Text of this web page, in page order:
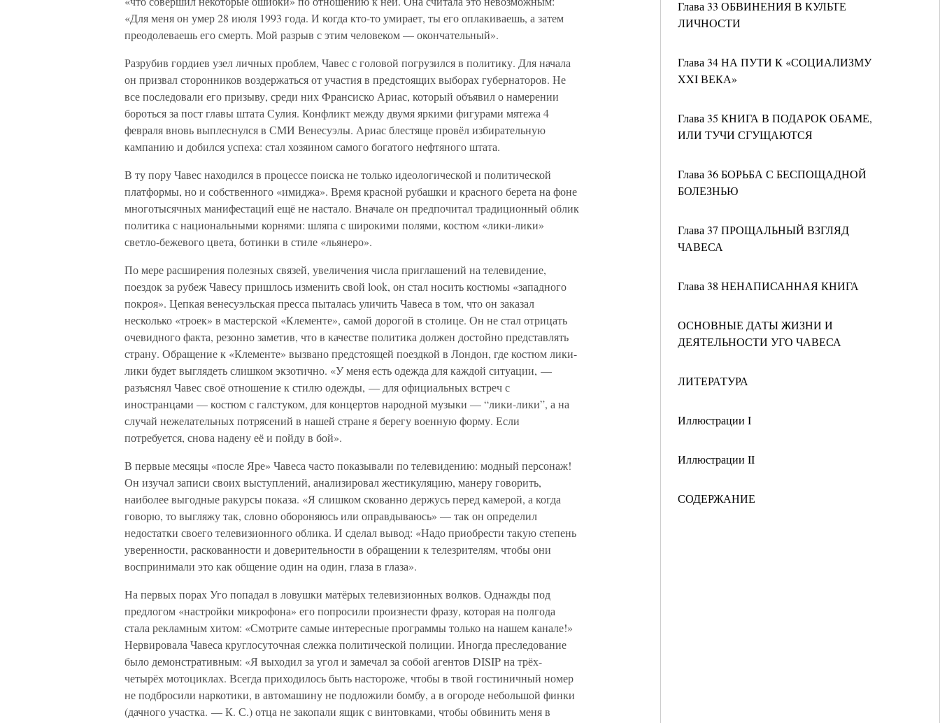
Глава 33 ОБВИНЕНИЯ В КУЛЬТЕ
ЛИЧНОСТИ
Глава 34 НА ПУТИ К «СОЦИАЛИЗМУ
XXI ВЕКА»
Глава 35 КНИГА В ПОДАРОК ОБАМЕ,
ИЛИ ТУЧИ СГУЩАЮТСЯ
Глава 36 БОРЬБА С БЕСПОЩАДНОЙ
БОЛЕЗНЬЮ
Глава 37 ПРОЩАЛЬНЫЙ ВЗГЛЯД
ЧАВЕСА
Глава 38 НЕНАПИСАННАЯ КНИГА
ОСНОВНЫЕ ДАТЫ ЖИЗНИ И
ДЕЯТЕЛЬНОСТИ УГО ЧАВЕСА
ЛИТЕРАТУРА
Иллюстрации I
Иллюстрации II
СОДЕРЖАНИЕ
«Для меня он умер 28 июля 1993 года. И когда кто-то умирает, ты его оплакиваешь, а затем
преодолеваешь его смерть. Мой разрыв с этим человеком — окончательный».
Разрубив гордиев узел личных проблем, Чавес с головой погрузился в политику. Для начала
он призвал сторонников воздержаться от участия в предстоящих выборах губернаторов. Не
все последовали его призыву, среди них Франсиско Ариас, который объявил о намерении
бороться за пост главы штата Сулия. Конфликт между двумя яркими фигурами мятежа 4
февраля вновь выплеснулся в СМИ Венесуэлы. Ариас блестяще провёл избирательную
кампанию и добился успеха: стал хозяином самого богатого нефтяного штата.
В ту пору Чавес находился в процессе поиска не только идеологической и политической
платформы, но и собственного «имиджа». Время красной рубашки и красного берета на фоне
многотысячных манифестаций ещё не настало. Вначале он предпочитал традиционный облик
политика с национальными корнями: шляпа с широкими полями, костюм «лики-лики»
светло-бежевого цвета, ботинки в стиле «льянеро».
По мере расширения полезных связей, увеличения числа приглашений на телевидение,
поездок за рубеж Чавесу пришлось изменить свой look, он стал носить костюмы «западного
покроя». Цепкая венесуэльская пресса пыталась уличить Чавеса в том, что он заказал
несколько «троек» в мастерской «Клементе», самой дорогой в столице. Он не стал отрицать
очевидного факта, резонно заметив, что в качестве политика должен достойно представлять
страну. Обращение к «Клементе» вызвано предстоящей поездкой в Лондон, где костюм лики-
лики будет выглядеть слишком экзотично. «У меня есть одежда для каждой ситуации, —
разъяснял Чавес своё отношение к стилю одежды, — для официальных встреч с
иностранцами — костюм с галстуком, для концертов народной музыки — “лики-лики”, а на
случай нежелательных потрясений в нашей стране я берегу военную форму. Если
потребуется, снова надену её и пойду в бой».
В первые месяцы «после Яре» Чавеса часто показывали по телевидению: модный персонаж!
Он изучал записи своих выступлений, анализировал жестикуляцию, манеру говорить,
наиболее выгодные ракурсы показа. «Я слишком скованно держусь перед камерой, а когда
говорю, то выгляжу так, словно обороняюсь или оправдываюсь» — так он определил
недостатки своего телевизионного облика. И сделал вывод: «Надо приобрести такую степень
уверенности, раскованности и доверительности в обращении к телезрителям, чтобы они
воспринимали это как общение один на один, глаза в глаза».
На первых порах Уго попадал в ловушки матёрых телевизионных волков. Однажды под
предлогом «настройки микрофона» его попросили произнести фразу, которая на полгода
стала рекламным хитом: «Смотрите самые интересные программы только на нашем канале!»
Нервировала Чавеса круглосуточная слежка политической полиции. Иногда преследование
было демонстративным: «Я выходил за угол и замечал за собой агентов DISIP на трёх-
четырёх мотоциклах. Всегда приходилось быть настороже, чтобы в твой гостиничный номер
не подбросили наркотики, в автомашину не подложили бомбу, а в огороде небольшой финки
(дачного участка. — К. С.) отца не закопали ящик с винтовками, чтобы обвинить меня в